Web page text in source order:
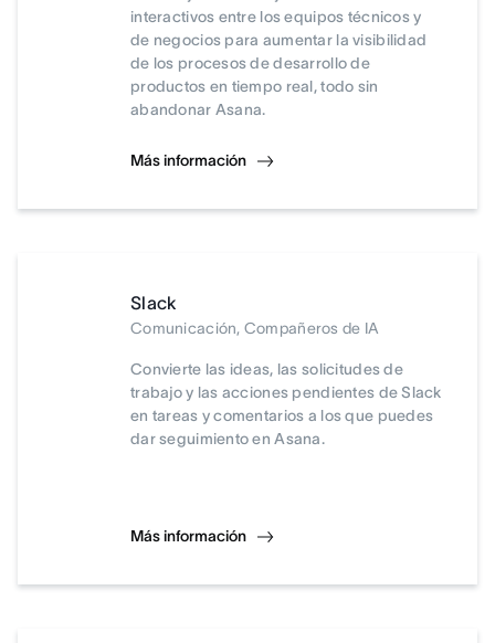
interactivos entre los equipos técnicos y
de negocios para aumentar la visibilidad
de los procesos de desarrollo de
productos en tiempo real, todo sin
abandonar Asana.
Más información
Slack
Comunicación, Compañeros de IA
Convierte las ideas, las solicitudes de
trabajo y las acciones pendientes de Slack
en tareas y comentarios a los que puedes
dar seguimiento en Asana.
Más información